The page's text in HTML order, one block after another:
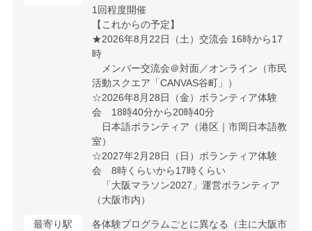
1回程度開催
【これからの予定】
★2026年8月22日（土）交流会 16時から17
時
メンバー交流会＠対面／オンライン（市民
活動スクエア「CANVAS谷町」）
☆2026年8月28日（金）ボランティア体験
会 18時40分から20時40分
日本語ボランティア（港区｜市岡日本語教
室）
☆2027年2月28日（日）ボランティア体験
会 8時くらいから17時くらい
「大阪マラソン2027」運営ボランティア
（大阪市内）
最寄り駅
各体験プログラムごとに異なる（主に大阪市